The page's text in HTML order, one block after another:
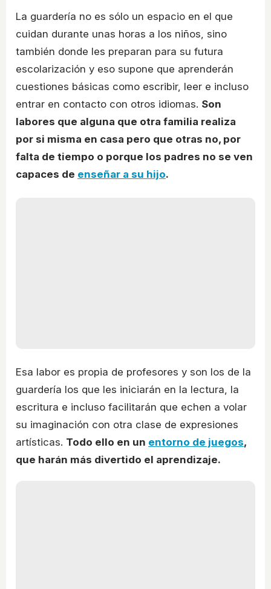
La guardería no es sólo un espacio en el que
cuidan durante unas horas a los niños, sino
también donde les preparan para su futura
escolarización y eso supone que aprenderán
cuestiones básicas como escribir, leer e incluso
entrar en contacto con otros idiomas. Son
labores que alguna que otra familia realiza
por si misma en casa pero que otras no, por
falta de tiempo o porque los padres no se ven
capaces de enseñar a su hijo.
Esa labor es propia de profesores y son los de la
guardería los que les iniciarán en la lectura, la
escritura e incluso facilitarán que echen a volar
su imaginación con otra clase de expresiones
artísticas. Todo ello en un entorno de juegos,
que harán más divertido el aprendizaje.